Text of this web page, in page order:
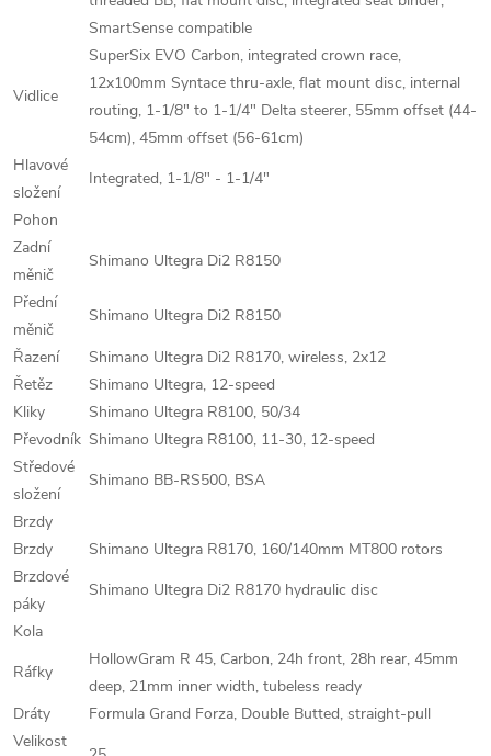
SmartSense compatible
Vidlice
SuperSix EVO Carbon, integrated crown race,
12x100mm Syntace thru-axle, flat mount disc, internal
routing, 1-1/8" to 1-1/4" Delta steerer, 55mm offset (44-
54cm), 45mm offset (56-61cm)
Hlavové
složení
Integrated, 1-1/8" - 1-1/4"
Pohon
Zadní
měnič
Shimano Ultegra Di2 R8150
Přední
měnič
Shimano Ultegra Di2 R8150
Řazení
Shimano Ultegra Di2 R8170, wireless, 2x12
Řetěz
Shimano Ultegra, 12-speed
Kliky
Shimano Ultegra R8100, 50/34
Převodník Shimano Ultegra R8100, 11-30, 12-speed
Středové
složení
Shimano BB-RS500, BSA
Brzdy
Brzdy
Shimano Ultegra R8170, 160/140mm MT800 rotors
Brzdové
páky
Shimano Ultegra Di2 R8170 hydraulic disc
Kola
Ráfky
HollowGram R 45, Carbon, 24h front, 28h rear, 45mm
deep, 21mm inner width, tubeless ready
Dráty
Formula Grand Forza, Double Butted, straight-pull
Velikost